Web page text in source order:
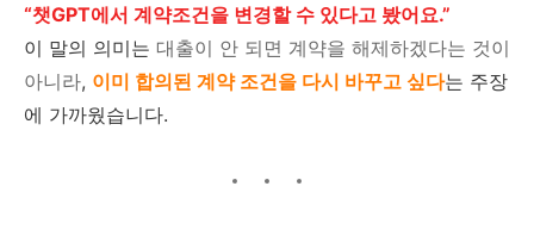
“챗GPT에서 계약조건을 변경할 수 있다고 봤어요.”
이 말의 의미는 대출이 안 되면 계약을 해제하겠다는 것이
아니라, 이미 합의된 계약 조건을 다시 바꾸고 싶다는 주장
에 가까웠습니다.